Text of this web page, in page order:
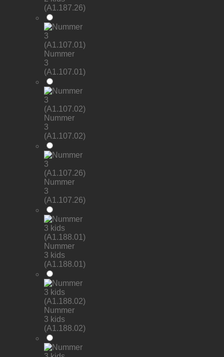
(A1.187.26)
Nummer
3
(A1.107.01)
Nummer
3
(A1.107.02)
Nummer
3
(A1.107.26)
Nummer
3 kids
(A1.188.01)
Nummer
3 kids
(A1.188.02)